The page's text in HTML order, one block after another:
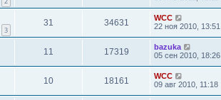
3
31 34631
WCC
22 ноя 2010, 13:51
11 17319
bazuka
05 сен 2010, 18:26
10 18161
WCC
09 авг 2010, 11:18